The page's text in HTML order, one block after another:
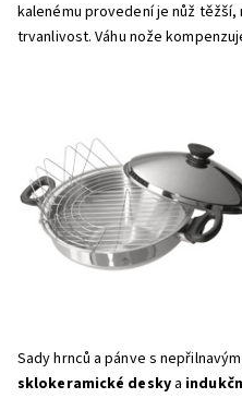
kalenému provedení je nůž
trvanlivost. Váhu nože
Sady hrnců a pánve s
sklokeramické deskya